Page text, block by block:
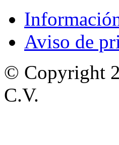
Aviso de
© Copyright
C.V.